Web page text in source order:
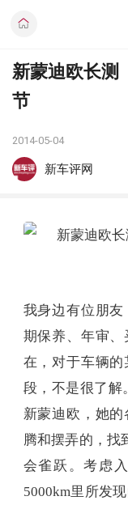
新蒙迪欧长测
节
2014-05-04
新车评网
我身边有位朋
期保养、年审
在，对于车辆
段，不是很了解
新蒙迪欧，她
腾和摆弄的，找
会雀跃。考虑
5000km里所发